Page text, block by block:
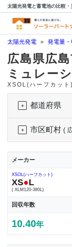
太陽光発電と蓄電池の比較
太陽光発電 » 発電量
広島県広
ミュレー
XSOL(ハーフカッ
都道府県
市区町村 (
メーカー
XSOL(ハーフカット)
XS●L
( XLM120-380L)
回収年数
10.40年